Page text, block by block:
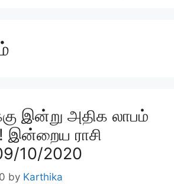
இன்று அதிக லாபம்
இன்றைய ராசி
10/2020
by Karthika